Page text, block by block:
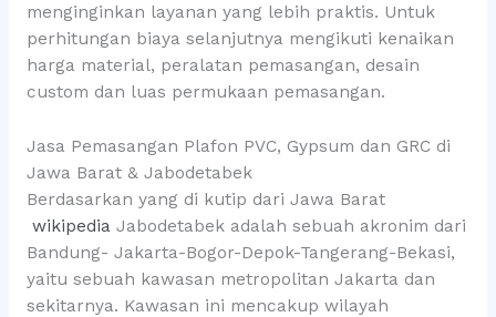
menginginkan layanan yang lebih praktis. Untuk
perhitungan biaya selanjutnya mengikuti kenaikan
harga material, peralatan pemasangan, desain
custom dan luas permukaan pemasangan.
Jasa Pemasangan Plafon PVC, Gypsum dan GRC di
Jawa Barat & Jabodetabek
Berdasarkan yang di kutip dari Jawa Barat
wikipedia Jabodetabek adalah sebuah akronim dari
Bandung- Jakarta-Bogor-Depok-Tangerang-Bekasi,
yaitu sebuah kawasan metropolitan Jakarta dan
sekitarnya. Kawasan ini mencakup wilayah